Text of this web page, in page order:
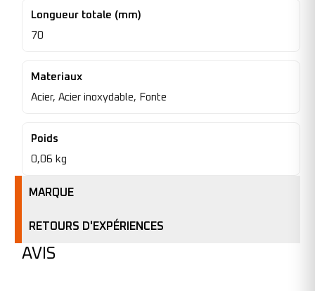
Longueur totale (mm)
70
Materiaux
Acier, Acier inoxydable, Fonte
Poids
0,06 kg
MARQUE
RETOURS D'EXPÉRIENCES
AVIS